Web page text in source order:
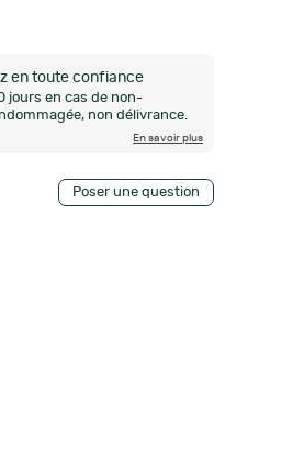
en toute confiance
jours en cas de non-
non délivrance.
En savoir plus
Poser une question